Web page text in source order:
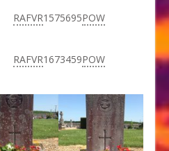
RAFVR1575695POW
RAFVR1673459POW